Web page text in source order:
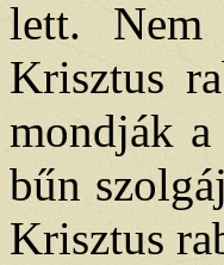
lett. Nem
Krisztus
mondják
bűn
Krisztus